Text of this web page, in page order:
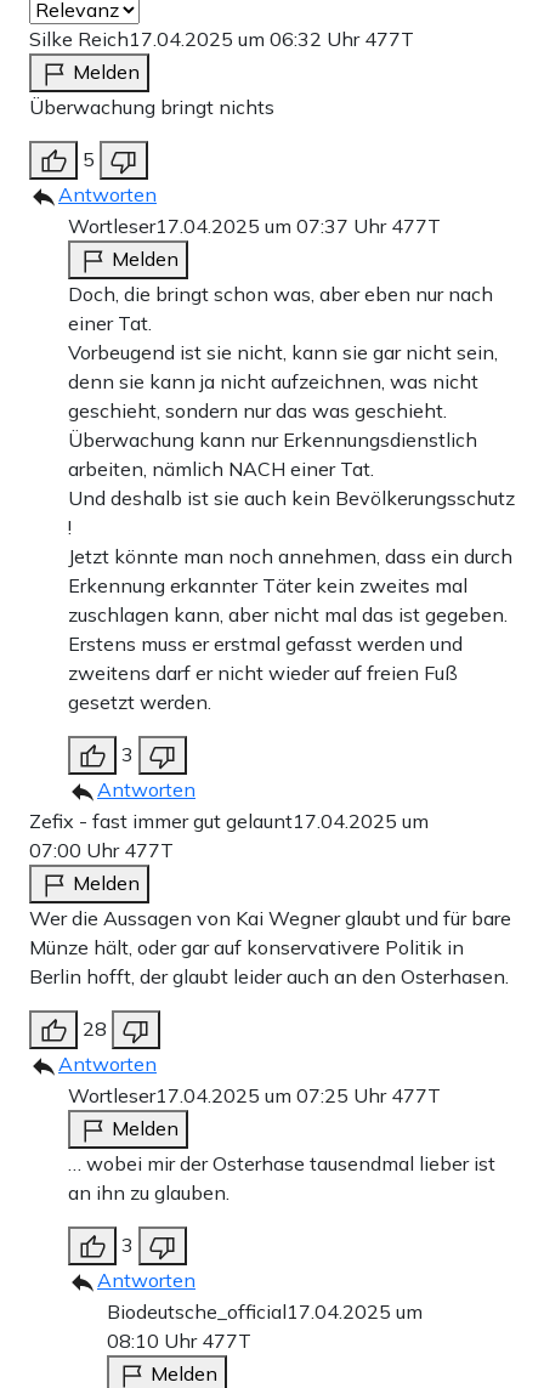
Silke Reich17.04.2025 um 06:32 Uhr 477T
Melden
Überwachung bringt nichts
5
Antworten
Wortleser17.04.2025 um 07:37 Uhr 477T
Melden
Doch, die bringt schon was, aber eben nur nach
einer Tat.
Vorbeugend ist sie nicht, kann sie gar nicht sein,
denn sie kann ja nicht aufzeichnen, was nicht
geschieht, sondern nur das was geschieht.
Überwachung kann nur Erkennungsdienstlich
arbeiten, nämlich NACH einer Tat.
Und deshalb ist sie auch kein Bevölkerungsschutz
!
Jetzt könnte man noch annehmen, dass ein durch
Erkennung erkannter Täter kein zweites mal
zuschlagen kann, aber nicht mal das ist gegeben.
Erstens muss er erstmal gefasst werden und
zweitens darf er nicht wieder auf freien Fuß
gesetzt werden.
3
Antworten
Zefix - fast immer gut gelaunt17.04.2025 um
07:00 Uhr 477T
Melden
Wer die Aussagen von Kai Wegner glaubt und für bare
Münze hält, oder gar auf konservativere Politik in
Berlin hofft, der glaubt leider auch an den Osterhasen.
28
Antworten
Wortleser17.04.2025 um 07:25 Uhr 477T
Melden
… wobei mir der Osterhase tausendmal lieber ist
an ihn zu glauben.
3
Antworten
Biodeutsche_official17.04.2025 um
08:10 Uhr 477T
Melden